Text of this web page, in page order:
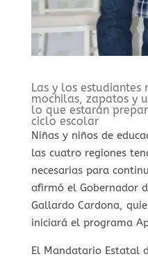
Las y los estudiantes
mochilas, zapatos y
lo que estarán
ciclo escolar
Niñas y niños de
las cuatro regiones
necesarias para
afirmó el Gobernador
Gallardo Cardona,
iniciará el programa
El Mandatario Estatal